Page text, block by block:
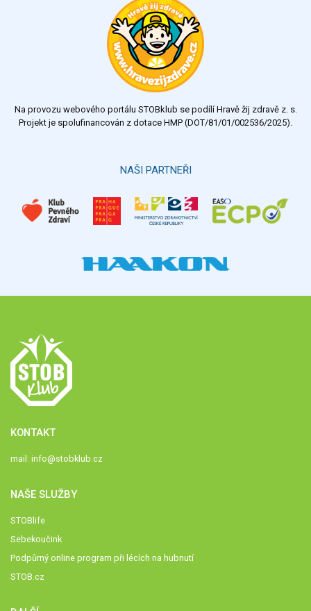
Výsledky Všechny ankety
Na provozu webového portálu STOBklub se podílí Hravě žij zdravě z. s.
Projekt je spolufinancován z dotace HMP (DOT/81/01/002536/2025).
NAŠI PARTNEŘI
KONTAKT
mail: info@stobklub.cz
NAŠE SLUŽBY
STOBlife
Sebekoučink
Podpůrný online program při lécích na hubnutí
STOB.cz